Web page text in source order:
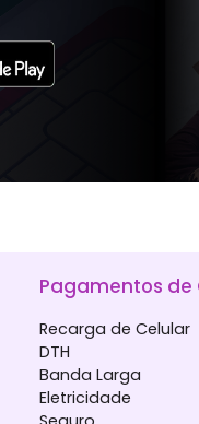
Pagamentos de
Recarga de Celular
DTH
Banda Larga
Eletricidade